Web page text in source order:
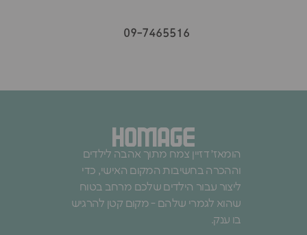
09-7465516
הומאז׳ דזיין צמח מתוך אהבה לילדים
וההכרה בחשיבות המקום האישי, כדי
ליצור עבור הילדים שלכם מרחב בטוח
שהוא לגמרי שלהם - מקום קטן להרגיש
בו ענק.